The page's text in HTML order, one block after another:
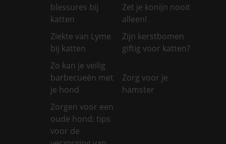
blessures bij
katten
Zet je konijn nooit
alleen!
Ziekte van Lyme
bij katten
Zijn kerstbomen
giftig voor katten?
Zo kan je veilig
barbecueën met
je hond
Zorg voor je
hamster
Zorgen voor een
oude hond: tips
voor de